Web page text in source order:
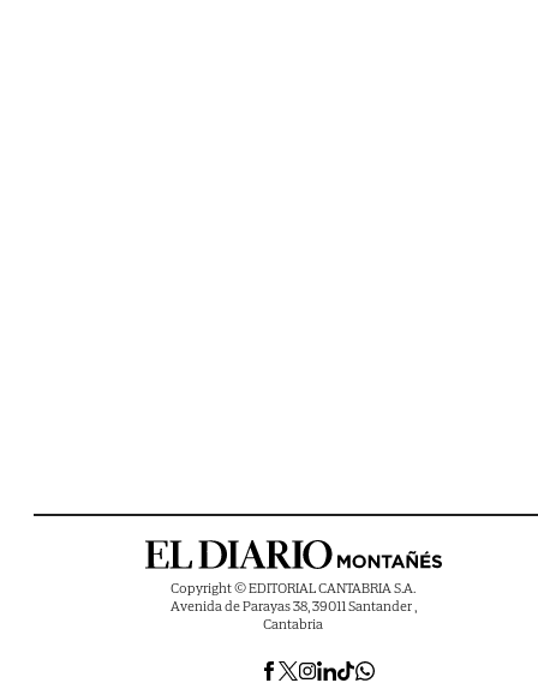
Copyright © EDITORIAL CANTABRIA S.A.
Avenida de Parayas 38, 39011 Santander ,
Cantabria